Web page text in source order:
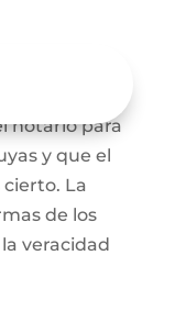
notario para
y que el
La
de los
veracidad